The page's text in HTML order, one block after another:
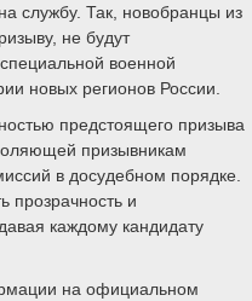
службу. Так, новобранцы из
не будут
военной
новых регионов России.
предстоящего призыва
призывникам
в досудебном порядке.
прозрачность и
каждому кандидату
на официальном